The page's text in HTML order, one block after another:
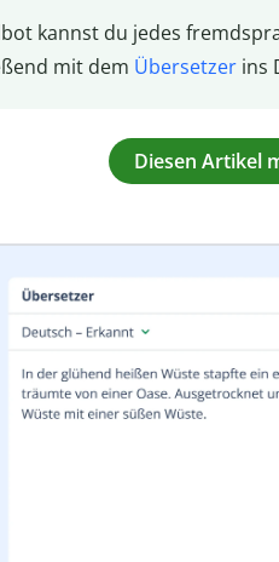
kannst du jedes
mit dem Übersetzerins
Diesen Artikel